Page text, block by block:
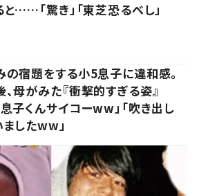
……「驚き」「東芝恐るべし」
の宿題をする小5息子に違和感。
母がみた『衝撃的すぎる姿』
子くんサイコーww」「吹き出し
したww」